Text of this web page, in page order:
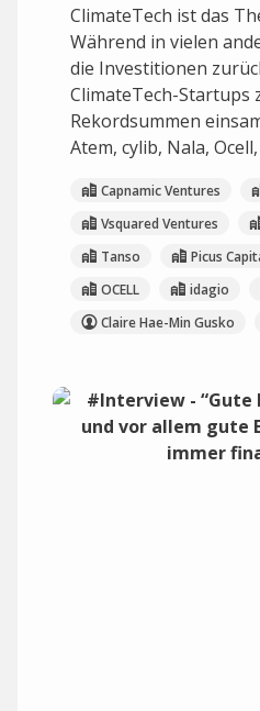
ClimateTech ist das
Während in vielen
die Investitionen
ClimateTech-Startups
Rekordsummen
Atem, cylib, Nala,
Capnamic Ventures
Vsquared Ventures
Tanso
Picus
OCELL
idagio
Claire Hae-Min Gusko